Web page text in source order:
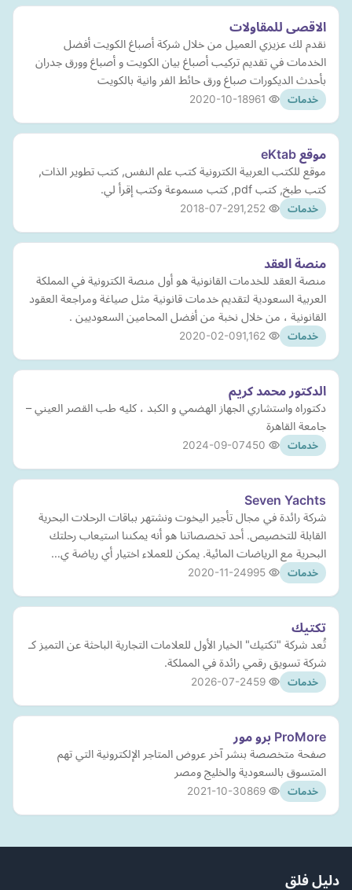
الاقصى للمقاولات
نقدم لك عزيزي العميل من خلال شركة أصباغ الكويت أفضل
الخدمات في تقديم تركيب أصباغ بيان الكويت و أصباغ وورق جدران
بأحدث الديكورات صباغ ورق حائط الفر وانية بالكويت
خدمات 2020-10-18
موقع eKtab
موقع للكتب العربية الكترونية كتب علم النفس, كتب تطوير الذات,
كتب طبخ, كتب pdf, كتب مسموعة وكتب إقرأ لي.
خدمات 2018-07-29
منصة العقد
منصة العقد للخدمات القانونية هو أول منصة الكترونية في المملكة
العربية السعودية لتقديم خدمات قانونية مثل صياغة ومراجعة العقود
القانونية ، من خلال نخبة من أفضل المحامين السعوديين .
خدمات 2020-02-09
الدكتور محمد كريم
دكتوراه واستشاري الجهاز الهضمي و الكبد ، كليه طب القصر العيني –
جامعة القاهرة
خدمات 2024-09-07
Seven Yachts
شركة رائدة في مجال تأجير اليخوت ونشتهر بباقات الرحلات البحرية
القابلة للتخصيص. أحد تخصصاتنا هو أنه يمكننا استيعاب رحلتك
البحرية مع الرياضات المائية. يمكن للعملاء اختيار أي رياضة ي…
خدمات 2020-11-24
تكتيك
تُعد شركة "تكتيك" الخيار الأول للعلامات التجارية الباحثة عن التميز كـ
شركة تسويق رقمي رائدة في المملكة.
خدمات 2026-07-24
ProMore برو مور
صفحة متخصصة بنشر آخر عروض المتاجر الإلكترونية التي تهم
المتسوق بالسعودية والخليج ومصر
خدمات 2021-10-30
دليل فلق